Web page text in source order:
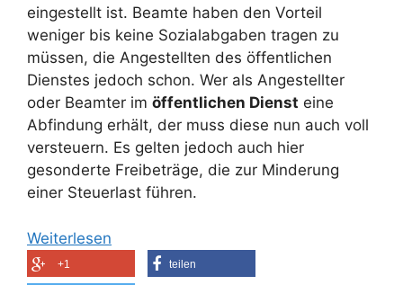
eingestellt ist. Beamte haben den Vorteil
weniger bis keine Sozialabgaben tragen zu
müssen, die Angestellten des öffentlichen
Dienstes jedoch schon. Wer als Angestellter
oder Beamter im öffentlichen Dienst eine
Abfindung erhält, der muss diese nun auch voll
versteuern. Es gelten jedoch auch hier
gesonderte Freibeträge, die zur Minderung
einer Steuerlast führen.
Weiterlesen
+1 teilen